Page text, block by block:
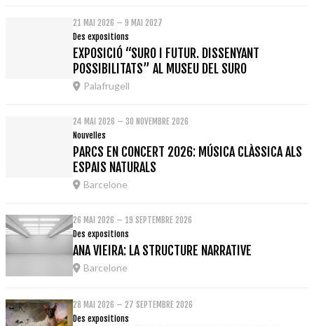
21 MAI 2026 – 9 MAI 2027
Des expositions
EXPOSICIÓ “SURO I FUTUR. DISSENYANT
POSSIBILITATS” AL MUSEU DEL SURO
Palafrugell
24 MAI 2026 – 30 NOVEMBRE 2026
Nouvelles
PARCS EN CONCERT 2026: MÚSICA CLÀSSICA ALS
ESPAIS NATURALS
Barcelone
26 MAI 2026 – 19 SEPTEMBRE 2026
Des expositions
ANA VIEIRA: LA STRUCTURE NARRATIVE
Barcelone
28 MAI 2026 – 27 SEPTEMBRE 2026
Des expositions